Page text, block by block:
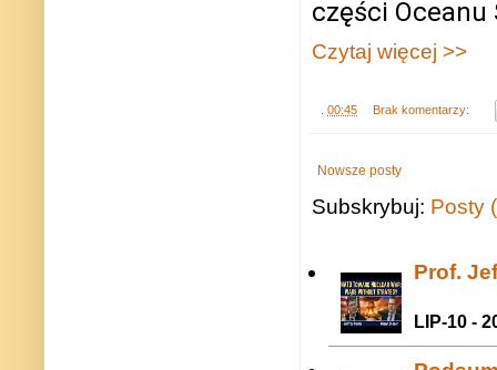
części Oceanu
Czytaj więcej >>
00:45 Brak komentarzy:
Nowsze posty
Subskrybuj: Posty
Prof.
LIP-10 -